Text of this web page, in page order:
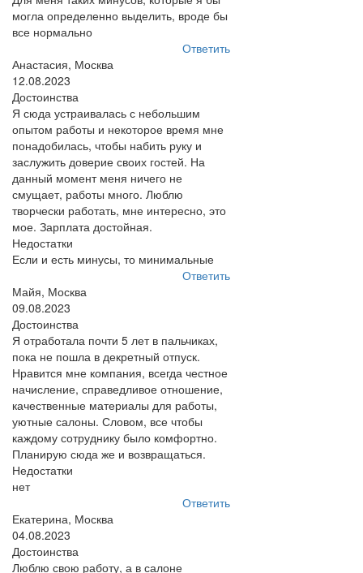
могла определенно выделить, вроде бы
все нормально
Ответить
Анастасия, Москва
12.08.2023
Достоинства
Я сюда устраивалась с небольшим
опытом работы и некоторое время мне
понадобилась, чтобы набить руку и
заслужить доверие своих гостей. На
данный момент меня ничего не
смущает, работы много. Люблю
творчески работать, мне интересно, это
мое. Зарплата достойная.
Недостатки
Если и есть минусы, то минимальные
Ответить
Майя, Москва
09.08.2023
Достоинства
Я отработала почти 5 лет в пальчиках,
пока не пошла в декретный отпуск.
Нравится мне компания, всегда честное
начисление, справедливое отношение,
качественные материалы для работы,
уютные салоны. Словом, все чтобы
каждому сотруднику было комфортно.
Планирую сюда же и возвращаться.
Недостатки
нет
Ответить
Екатерина, Москва
04.08.2023
Достоинства
Люблю свою работу, а в салоне